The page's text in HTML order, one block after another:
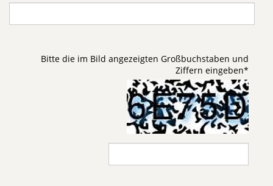
Bitte die im Bild angezeigten Großbuchstaben und
Ziffern eingeben*